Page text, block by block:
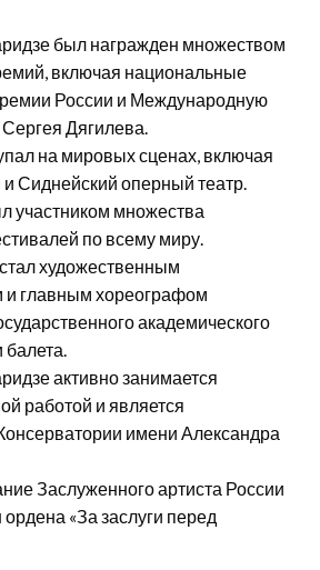
был награжден множеством
включая национальные
России и Международную
Дягилева.
на мировых сценах, включая
Сиднейский оперный театр.
участником множества
по всему миру.
художественным
и главным хореографом
академического
балета.
активно занимается
работой и является
имени Александра
Заслуженного артиста России
«За заслуги перед